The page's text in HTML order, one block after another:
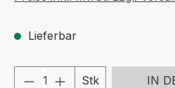
Lieferbar
Produkt Anzahl:
Stk IN